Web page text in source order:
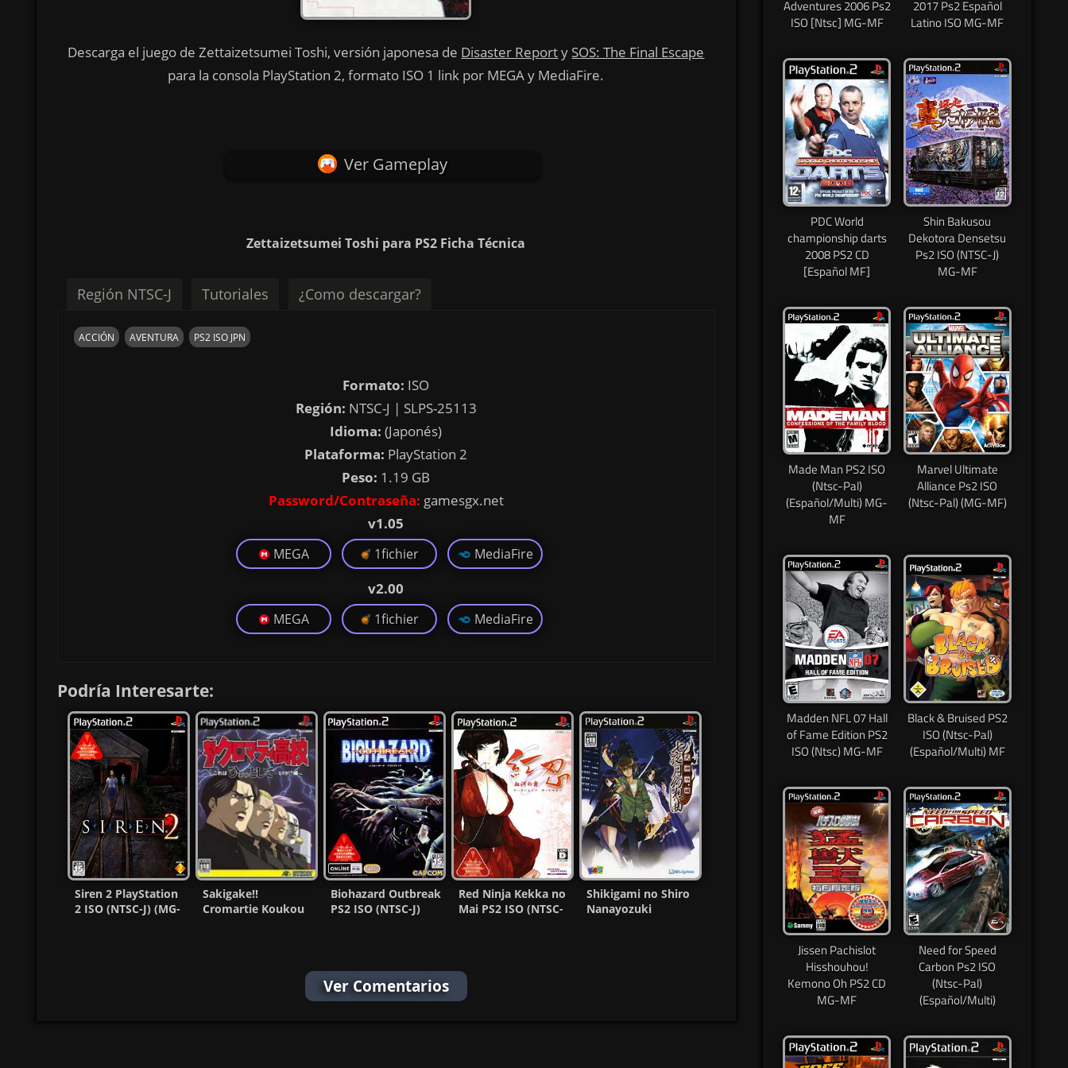
Descarga el juego de Zettaizetsumei Toshi, versión japonesa de Disaster Reporty SOS: The Final Escape
para la consola PlayStation 2, formato ISO 1 link por MEGA y MediaFire.
Ver Gameplay
Zettaizetsumei Toshi para PS2 Ficha Técnica
Región NTSC-J Tutoriales ¿Como descargar?
ACCIÓN AVENTURA PS2 ISO JPN
Formato: ISO
Región: NTSC-J | SLPS-25113
Idioma: (Japonés)
Plataforma: PlayStation 2
Peso: 1.19 GB
Password/Contraseña: gamesgx.net
v1.05
MEGA 1fichier MediaFire
v2.00
MEGA 1fichier MediaFire
Podría Interesarte:
Siren 2 PlayStation
2 ISO (NTSC-J) (MG-
Sakigake!!
Cromartie Koukou
Biohazard Outbreak
PS2 ISO (NTSC-J)
Red Ninja Kekka no
Mai PS2 ISO (NTSC-
Shikigami no Shiro
Nanayozuki
Ver Comentarios
Adventures 2006 Ps2
ISO [Ntsc] MG-MF
2017 Ps2 Español
Latino ISO MG-MF
PDC World
championship darts
2008 PS2 CD
[Español MF]
Shin Bakusou
Dekotora Densetsu
Ps2 ISO (NTSC-J)
MG-MF
Made Man PS2 ISO
(Ntsc-Pal)
(Español/Multi) MG-
MF
Marvel Ultimate
Alliance Ps2 ISO
(Ntsc-Pal) (MG-MF)
Madden NFL 07 Hall
of Fame Edition PS2
ISO (Ntsc) MG-MF
Black & Bruised PS2
ISO (Ntsc-Pal)
(Español/Multi) MF
Jissen Pachislot
Hisshouhou!
Kemono Oh PS2 CD
MG-MF
Need for Speed
Carbon Ps2 ISO
(Ntsc-Pal)
(Español/Multi)